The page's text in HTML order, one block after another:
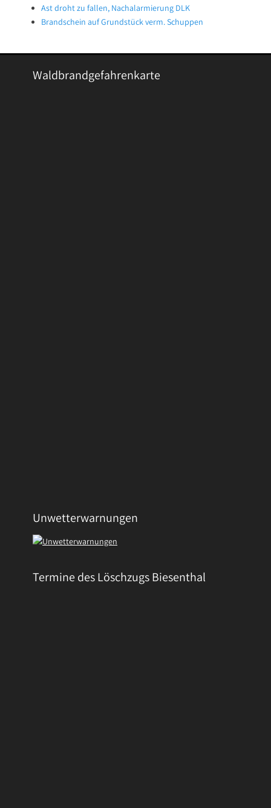
Ast droht zu fallen, Nachalarmierung DLK
Brandschein auf Grundstück verm. Schuppen
Waldbrandgefahrenkarte
Unwetterwarnungen
Termine des Löschzugs Biesenthal